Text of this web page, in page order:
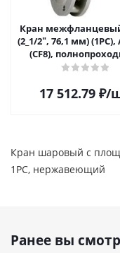
Кран
(2_1/2ʺ, 76,1 мм) (1PC),
(CF8),
шаровой,
ASMEB16.34,
17 512.79₽/
Кран шаровый с
1PC, нержавеющий
Ранее вы